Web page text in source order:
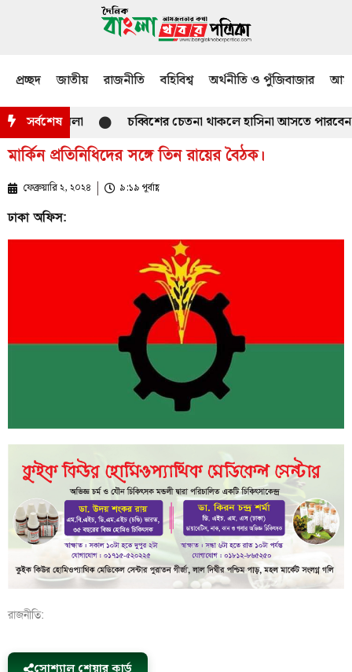
প্রচ্ছদ জাতীয় রাজনীতি বহিবিশ্ব অর্থনীতি ও পুঁজিবাজার
সর্বশেষ
হামলা চব্বিশের চেতনা থাকলে হাসিনা আসতে পারবেন না :
মার্কিন প্রতিনিধিদের সঙ্গে তিন রায়ের বৈঠক।
ফেব্রুয়ারি ২, ২০২৪ ৯:১৯ পূর্বাহ্ণ
ঢাকা অফিস:
রাজনীতি: